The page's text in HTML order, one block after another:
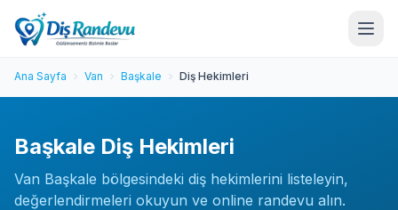
Ana Sayfa Van Başkale Diş Hekimleri
Başkale Diş Hekimleri
Van Başkale bölgesindeki diş hekimlerini listeleyin,
değerlendirmeleri okuyun ve online randevu alın.